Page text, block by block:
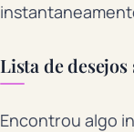
Lista de
Encontrou algo